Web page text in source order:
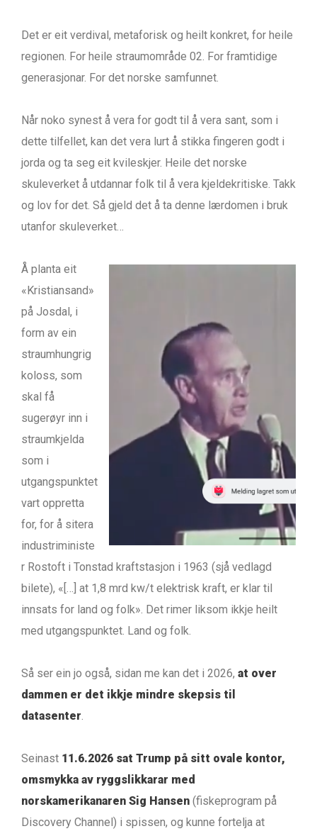
Det er eit verdival, metaforisk og heilt konkret, for heile
regionen. For heile straumområde 02. For framtidige
generasjonar. For det norske samfunnet.
Når noko synest å vera for godt til å vera sant, som i
dette tilfellet, kan det vera lurt å stikka fingeren godt i
jorda og ta seg eit kvileskjer. Heile det norske
skuleverket å utdannar folk til å vera kjeldekritiske. Takk
og lov for det. Så gjeld det å ta denne lærdomen i bruk
utanfor skuleverket…
Å planta eit
«Kristiansand»
på Josdal, i
form av ein
straumhungrig
koloss, som
skal få
sugerøyr inn i
straumkjelda
som i
utgangspunktet
vart oppretta
for, for å sitera
industriministe
r Rostoft i Tonstad kraftstasjon i 1963 (sjå vedlagd
bilete), «[…] at 1,8 mrd kw/t elektrisk kraft, er klar til
innsats for land og folk». Det rimer liksom ikkje heilt
med utgangspunktet. Land og folk.
Så ser ein jo også, sidan me kan det i 2026, at over
dammen er det ikkje mindre skepsis til
datasenter.
Seinast 11.6.2026 sat Trump på sitt ovale kontor,
omsmykka av ryggslikkarar med
norskamerikanaren Sig Hansen (fiskeprogram på
Discovery Channel) i spissen, og kunne fortelja at